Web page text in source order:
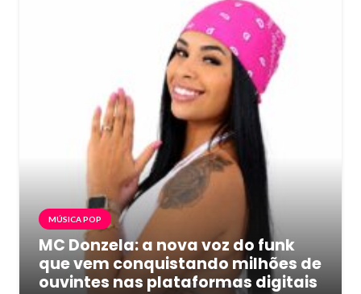
MÚSICA POP
MC Donzela: a nova voz do funk
que vem conquistando milhões de
ouvintes nas plataformas digitais